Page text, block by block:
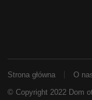
Strona główna O
© Copyright 2022 Dom